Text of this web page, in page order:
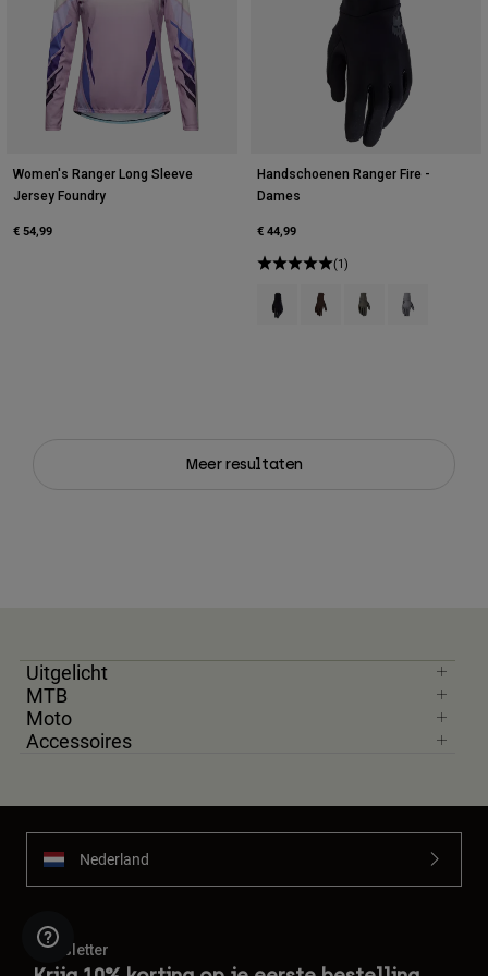
Women's Ranger Long Sleeve
Jersey Foundry
€ 54,99
Handschoenen Ranger Fire -
Dames
€ 44,99
(1)
Product swatch type of Zwart.
Product swatch type of
Product swatch
Product
Meer resultaten
Uitgelicht
MTB
Moto
Accessoires
Nederland
Newsletter